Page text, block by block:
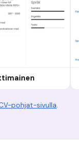
pohjat-sivulla.